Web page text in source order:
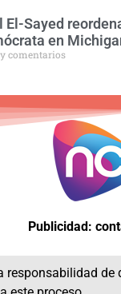
Sayed
en
comentarios
Publicidad: